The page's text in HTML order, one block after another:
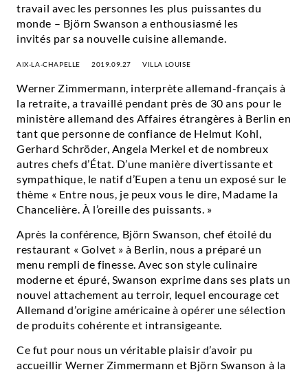
travail avec les personnes les plus puissantes du
monde – Björn Swanson a enthousiasmé les
invités par sa nouvelle cuisine allemande.
AIX-LA-CHAPELLE 2019.09.27 VILLA LOUISE
Werner Zimmermann, interprète allemand-français à
la retraite, a travaillé pendant près de 30 ans pour le
ministère allemand des Affaires étrangères à Berlin en
tant que personne de confiance de Helmut Kohl,
Gerhard Schröder, Angela Merkel et de nombreux
autres chefs d’État. D’une manière divertissante et
sympathique, le natif d’Eupen a tenu un exposé sur le
thème « Entre nous, je peux vous le dire, Madame la
Chancelière. À l’oreille des puissants. »
Après la conférence, Björn Swanson, chef étoilé du
restaurant « Golvet » à Berlin, nous a préparé un
menu rempli de finesse. Avec son style culinaire
moderne et épuré, Swanson exprime dans ses plats un
nouvel attachement au terroir, lequel encourage cet
Allemand d’origine américaine à opérer une sélection
de produits cohérente et intransigeante.
Ce fut pour nous un véritable plaisir d’avoir pu
accueillir Werner Zimmermann et Björn Swanson à la